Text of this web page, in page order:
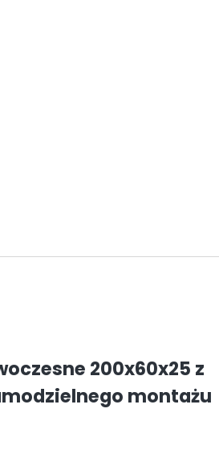
200x60x25 z
montażu